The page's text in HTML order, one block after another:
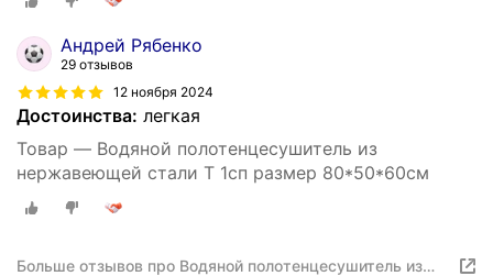
Андрей Рябенко
29 отзывов
12 ноября 2024
Достоинства: легкая
Товар — Водяной полотенцесушитель из
нержавеющей стали T 1сп размер 80*50*60см
Больше отзывов про Водяной полотенцесушитель из